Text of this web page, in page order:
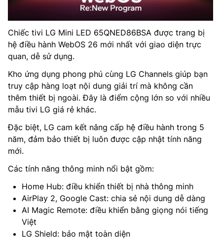
Chiếc tivi LG Mini LED 65QNED86BSA được trang bị
hệ điều hành WebOS 26 mới nhất với giao diện trực
quan, dễ sử dụng.
Kho ứng dụng phong phú cùng LG Channels giúp bạn
truy cập hàng loạt nội dung giải trí mà không cần
thêm thiết bị ngoài. Đây là điểm cộng lớn so với nhiều
mẫu tivi LG giá rẻ khác.
Đặc biệt, LG cam kết nâng cấp hệ điều hành trong 5
năm, đảm bảo thiết bị luôn được cập nhật tính năng
mới.
Các tính năng thông minh nổi bật gồm:
Home Hub: điều khiển thiết bị nhà thông minh
AirPlay 2, Google Cast: chia sẻ nội dung dễ dàng
AI Magic Remote: điều khiển bằng giọng nói tiếng
Việt
LG Shield: bảo mật toàn diện